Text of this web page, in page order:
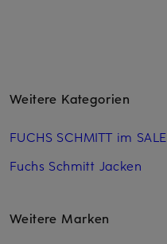
Weitere Kategorien
FUCHS SCHMITT im SALE
Fuchs Schmitt Jacken
Weitere Marken